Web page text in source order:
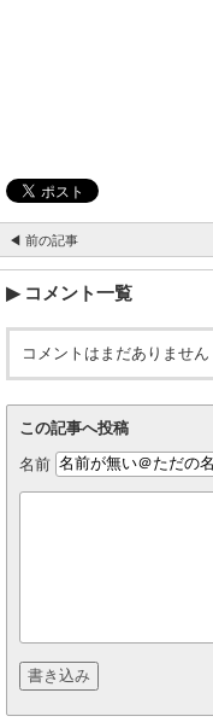
◀ 前の記事
コメント一覧
コメントはまだありません
この記事へ投稿
名前